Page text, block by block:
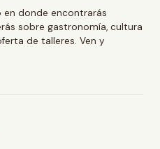
en donde encontrarás
sobre gastronomía, cultura
de talleres. Ven y